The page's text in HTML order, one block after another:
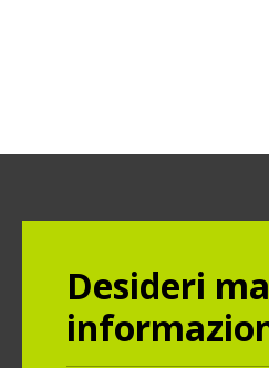
Desideri